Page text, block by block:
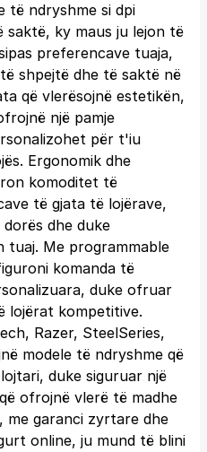
të ndryshme si dpi
saktë, ky maus ju lejon të
preferencave tuaja,
shpejtë dhe të saktë në
që vlerësojnë estetikën,
një pamje
për t'iu
Ergonomik dhe
komoditet të
të gjata të lojërave,
dhe duke
tuaj. Me programmable
komanda të
duke ofruar
lojërat kompetitive.
Razer, SteelSeries,
modele të ndryshme që
duke siguruar një
ofrojnë vlerë të madhe
me garanci zyrtare dhe
online, ju mund të blini